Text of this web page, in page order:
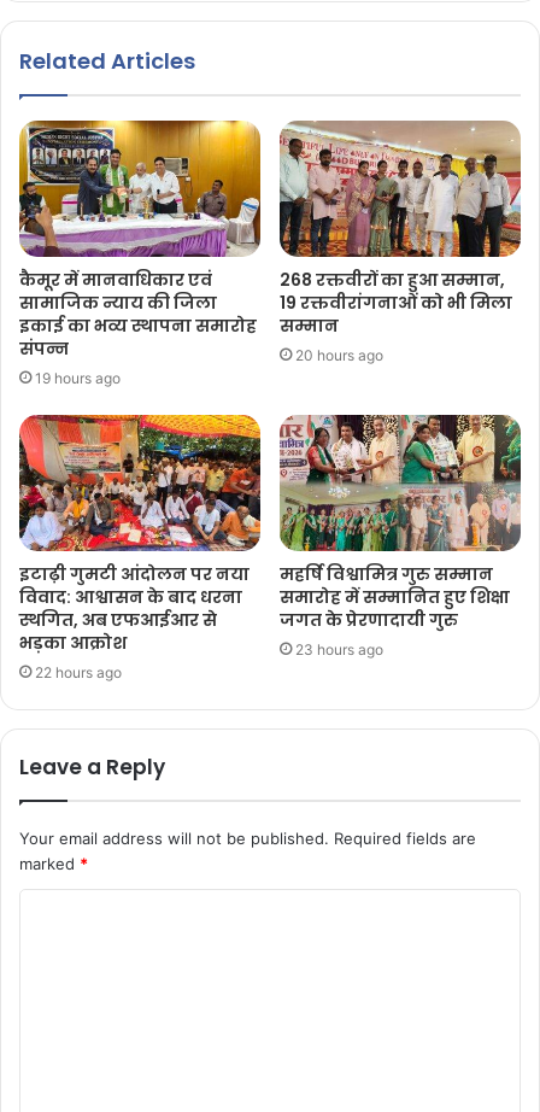
Related Articles
कैमूर में मानवाधिकार एवं
सामाजिक न्याय की जिला
इकाई का भव्य स्थापना समारोह
संपन्न
19 hours ago
268 रक्तवीरों का हुआ सम्मान,
19 रक्तवीरांगनाओं को भी मिला
सम्मान
20 hours ago
इटाढ़ी गुमटी आंदोलन पर नया
विवाद: आश्वासन के बाद धरना
स्थगित, अब एफआईआर से
भड़का आक्रोश
22 hours ago
महर्षि विश्वामित्र गुरु सम्मान
समारोह में सम्मानित हुए शिक्षा
जगत के प्रेरणादायी गुरु
23 hours ago
Leave a Reply
Your email address will not be published. Required fields are
marked *